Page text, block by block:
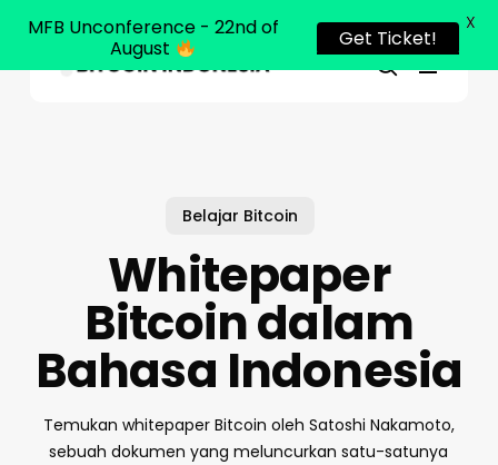
search
Menu
Belajar Bitcoin
Whitepaper
Bitcoin dalam
Bahasa Indonesia
Temukan whitepaper Bitcoin oleh Satoshi Nakamoto,
sebuah dokumen yang meluncurkan satu-satunya
Close
MFB Unconference - 22nd of
August
Get Ticket!
X